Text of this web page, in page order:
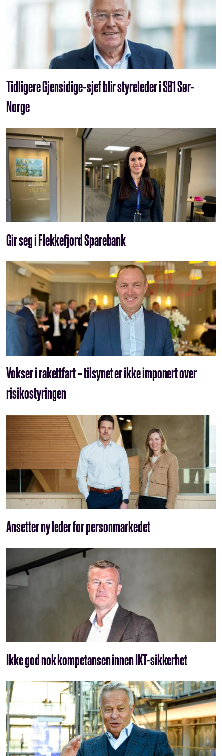
Tidligere Gjensidige-sjef blir styreleder i SB1 Sør-
Norge
Gir seg i Flekkefjord Sparebank
Vokser i rakettfart – tilsynet er ikke imponert over
risikostyringen
Ansetter ny leder for personmarkedet
Ikke god nok kompetansen innen IKT-sikkerhet